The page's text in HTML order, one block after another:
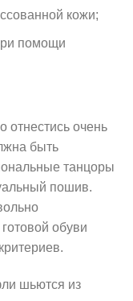
кожи;
помощи
отнестись очень
быть
танцоры
пошив.
обуви
шьются из